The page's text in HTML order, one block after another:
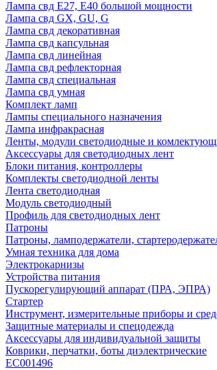
Лампа свд E27, Е40 большой мощности
Лампа свд GX, GU, G
Лампа свд декоративная
Лампа свд капсульная
Лампа свд линейная
Лампа свд рефлекторная
Лампа свд специальная
Лампа свд умная
Комплект ламп
Лампы специального назначения
Лампа инфракрасная
Ленты, модули светодиодные и
Аксессуары для светодиодных лент
Блоки питания, контроллеры
Комплекты светодиодной ленты
Лента светодиодная
Модуль светодиодный
Профиль для светодиодных лент
Патроны
Патроны, ламподержатели,
Умная техника для дома
Электрокарнизы
Устройства питания
Пускорегулирующий аппарат (ПРА, ЭПРА)
Стартер
Инструмент, измерительные приборы и
Защитные материалы и спецодежда
Аксессуары для индивидуальной защиты
Коврики, перчатки, боты диэлектрические
EC001496